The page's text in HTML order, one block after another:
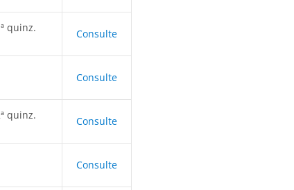
quinz. Consulte
Consulte
quinz. Consulte
Consulte